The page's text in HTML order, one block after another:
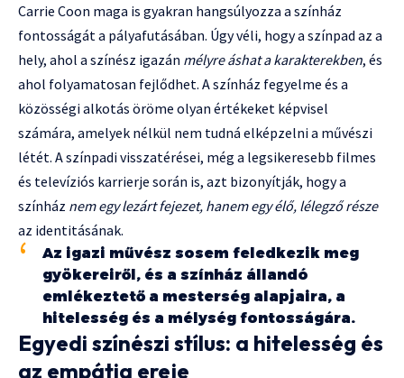
Carrie Coon maga is gyakran hangsúlyozza a színház
fontosságát a pályafutásában. Úgy véli, hogy a színpad az a
hely, ahol a színész igazán mélyre áshat a karakterekben, és
ahol folyamatosan fejlődhet. A színház fegyelme és a
közösségi alkotás öröme olyan értékeket képvisel
számára, amelyek nélkül nem tudná elképzelni a művészi
létét. A színpadi visszatérései, még a legsikeresebb filmes
és televíziós karrierje során is, azt bizonyítják, hogy a
színház nem egy lezárt fejezet, hanem egy élő, lélegző része
az identitásának.
Az igazi művész sosem feledkezik meg
gyökereiről, és a színház állandó
emlékeztető a mesterség alapjaira, a
hitelesség és a mélység fontosságára.
Egyedi színészi stílus: a hitelesség és
az empátia ereje